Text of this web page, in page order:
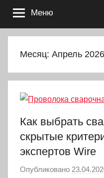
Меню
Месяц: Апрель 2026
Как выбрать
скрытые
экспертов Wire
Опубликовано